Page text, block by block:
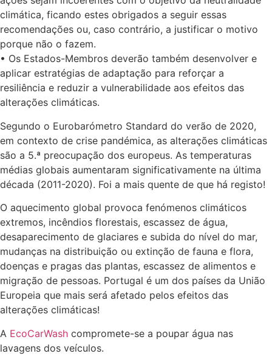
climática, ficando estes obrigados a seguir essas
recomendações ou, caso contrário, a justificar o motivo
porque não o fazem.
• Os Estados-Membros deverão também desenvolver e
aplicar estratégias de adaptação para reforçar a
resiliência e reduzir a vulnerabilidade aos efeitos das
alterações climáticas.
Segundo o Eurobarómetro Standard do verão de 2020,
em contexto de crise pandémica, as alterações climáticas
são a 5.ª preocupação dos europeus. As temperaturas
médias globais aumentaram significativamente na última
década (2011-2020). Foi a mais quente de que há registo!
O aquecimento global provoca fenómenos climáticos
extremos, incêndios florestais, escassez de água,
desaparecimento de glaciares e subida do nível do mar,
mudanças na distribuição ou extinção de fauna e flora,
doenças e pragas das plantas, escassez de alimentos e
migração de pessoas. Portugal é um dos países da União
Europeia que mais será afetado pelos efeitos das
alterações climáticas!
A EcoCarWash compromete-se a poupar água nas
lavagens dos veículos.